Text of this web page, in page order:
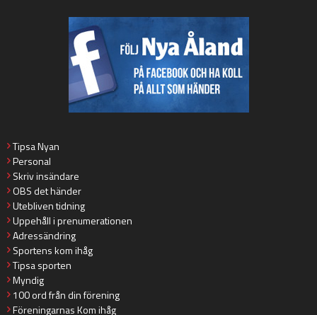
Tipsa Nyan
Personal
Skriv insändare
OBS det händer
Utebliven tidning
Uppehåll i prenumerationen
Adressändring
Sportens kom ihåg
Tipsa sporten
Myndig
100 ord från din förening
Föreningarnas Kom ihåg